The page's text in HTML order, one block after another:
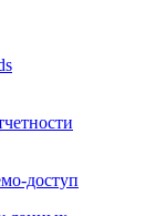
доступ